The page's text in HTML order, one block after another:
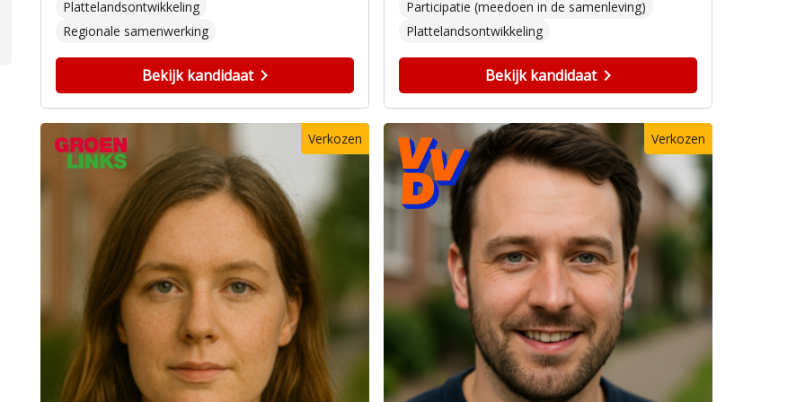
Plattelandsontwikkeling
Regionale samenwerking
Bekijk kandidaat
Participatie (meedoen in de samenleving)
Plattelandsontwikkeling
Bekijk kandidaat
Verkozen Verkozen